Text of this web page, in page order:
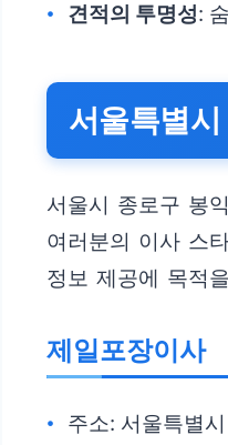
견적의 투명성:
서울특별
서울시 종로구 봉
여러분의 이사 스
정보 제공에 목적
제일포장이사
주소: 서울특별